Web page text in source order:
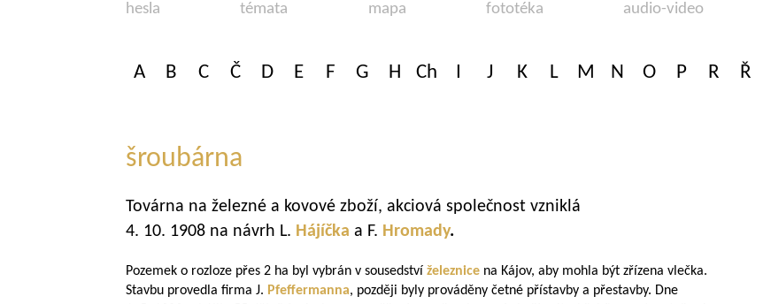
hesla témata mapa fototéka audio-video
A B C Č D E F G H Ch I J K L M N O P R Ř
šroubárna
Továrna na železné a kovové zboží, akciová společnost vzniklá
4. 10. 1908 na návrh L. Hájíčka a F. Hromady.
Pozemek o rozloze přes 2 ha byl vybrán v sousedství železnice na Kájov, aby mohla být zřízena vlečka.
Stavbu provedla firma J. Pfeffermanna, později byly prováděny četné přístavby a přestavby. Dne